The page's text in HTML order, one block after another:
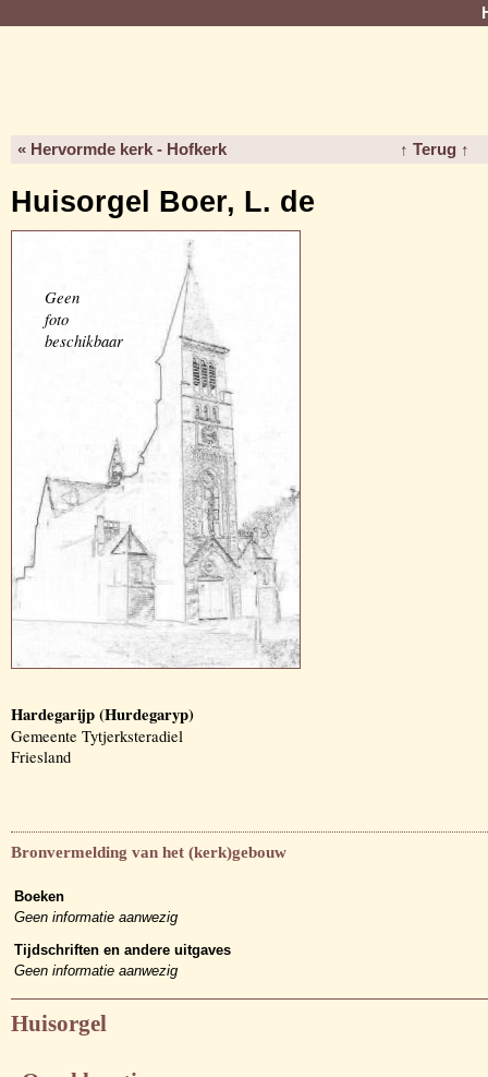
« Hervormde kerk - Hofkerk ↑ Terug ↑
Huisorgel Boer, L. de
Geen
foto
beschikbaar
Hardegarijp (Hurdegaryp)
Gemeente Tytjerksteradiel
Friesland
Bronvermelding van het (kerk)gebouw
Boeken
Geen informatie aanwezig
Tijdschriften en andere uitgaves
Geen informatie aanwezig
Huisorgel